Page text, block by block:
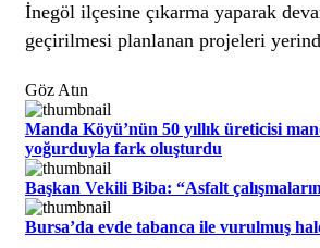
İnegöl ilçesine çıkarma yaparak
geçirilmesi planlanan projeleri
Göz Atın
Manda Köyü’nün 50 yıllık üreticisi
yoğurduyla fark oluşturdu
Başkan Vekili Biba: “Asfalt
Bursa’da evde tabanca ile vurulmuş